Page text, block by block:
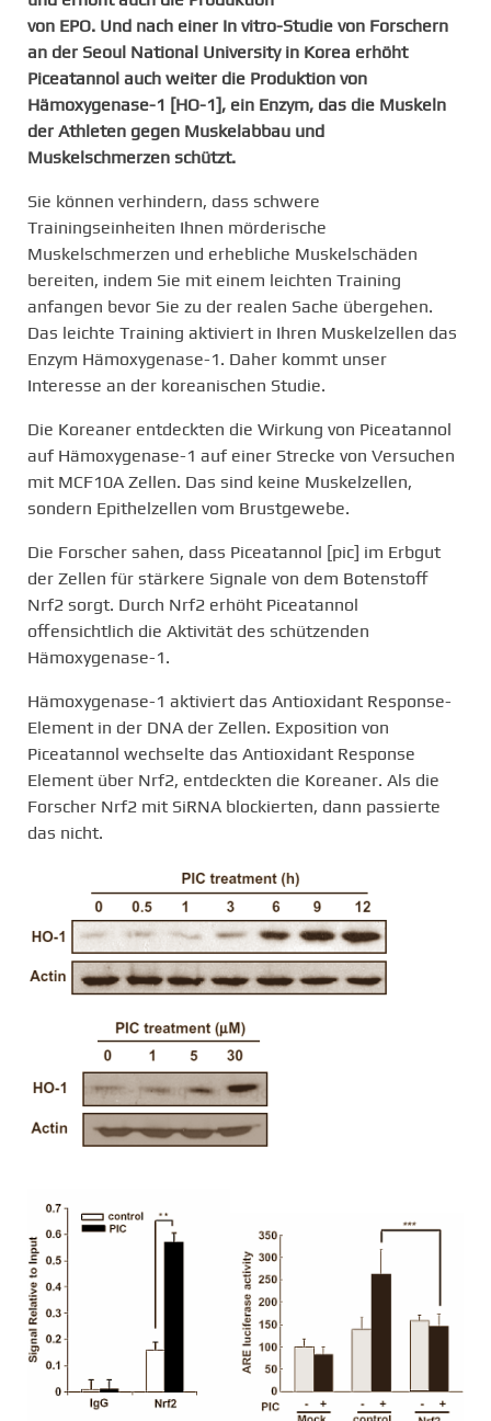
von EPO. Und nach einer In vitro-Studie von Forschern
an der Seoul National University in Korea erhöht
Piceatannol auch weiter die Produktion von
Hämoxygenase-1 [HO-1], ein Enzym, das die Muskeln
der Athleten gegen Muskelabbau und
Muskelschmerzen schützt.
Sie können verhindern, dass schwere
Trainingseinheiten Ihnen mörderische
Muskelschmerzen und erhebliche Muskelschäden
bereiten, indem Sie mit einem leichten Training
anfangen bevor Sie zu der realen Sache übergehen.
Das leichte Training aktiviert in Ihren Muskelzellen das
Enzym Hämoxygenase-1. Daher kommt unser
Interesse an der koreanischen Studie.
Die Koreaner entdeckten die Wirkung von Piceatannol
auf Hämoxygenase-1 auf einer Strecke von Versuchen
mit MCF10A Zellen. Das sind keine Muskelzellen,
sondern Epithelzellen vom Brustgewebe.
Die Forscher sahen, dass Piceatannol [pic] im Erbgut
der Zellen für stärkere Signale von dem Botenstoff
Nrf2 sorgt. Durch Nrf2 erhöht Piceatannol
offensichtlich die Aktivität des schützenden
Hämoxygenase-1.
Hämoxygenase-1 aktiviert das Antioxidant Response-
Element in der DNA der Zellen. Exposition von
Piceatannol wechselte das Antioxidant Response
Element über Nrf2, entdeckten die Koreaner. Als die
Forscher Nrf2 mit SiRNA blockierten, dann passierte
das nicht.